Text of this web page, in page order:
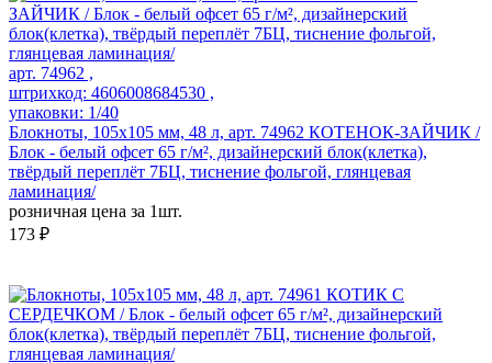
арт. 74962 ,
штрихкод: 4606008684530 ,
упаковки: 1/40
Блокноты, 105х105 мм, 48 л, арт. 74962 КОТЕНОК-ЗАЙЧИК /
Блок - белый офсет 65 г/м², дизайнерский блок(клетка),
твёрдый переплёт 7БЦ, тиснение фольгой, глянцевая
ламинация/
розничная цена за 1шт.
173 ₽